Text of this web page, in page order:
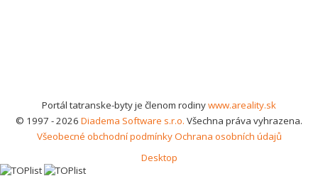
Portál tatranske-byty je členom rodinywww.areality.sk
© 1997 - 2026 Diadema Software s.r.o. Všechna práva vyhrazena.
Všeobecné obchodní podmínkyOchrana osobních údajů
Desktop